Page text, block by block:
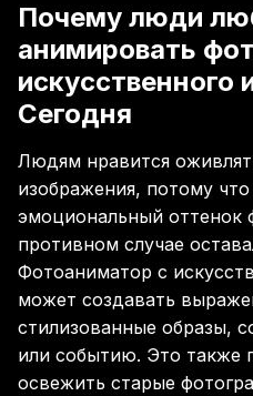
Почему люди
анимировать
искусственного
Сегодня
Людям нравится
изображения, потому
эмоциональный оттенок
противном случае
Фотоаниматор с
может создавать
стилизованные образы,
или событию. Это также
освежить старые